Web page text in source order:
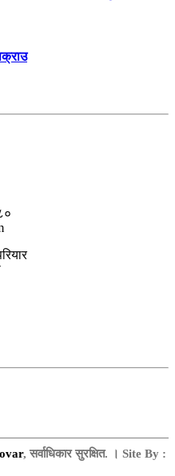
, सर्वाधिकार सुरक्षित. । Site By :